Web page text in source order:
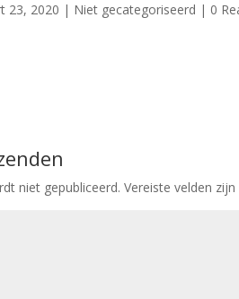
23, 2020 | Niet gecategoriseerd | 0
niet gepubliceerd. Vereiste velden